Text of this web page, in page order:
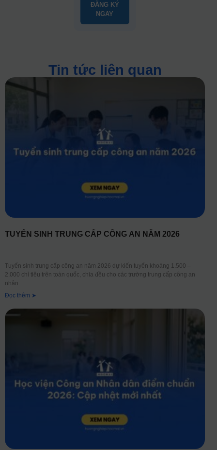
ĐĂNG KÝ
NGAY
Tin tức liên quan
TUYỂN SINH TRUNG CẤP CÔNG AN NĂM 2026
Tuyển sinh trung cấp công an năm 2026 dự kiến tuyển khoảng 1.500 –
2.000 chỉ tiêu trên toàn quốc, chia đều cho các trường trung cấp công an
nhân
Đọc thêm ➤